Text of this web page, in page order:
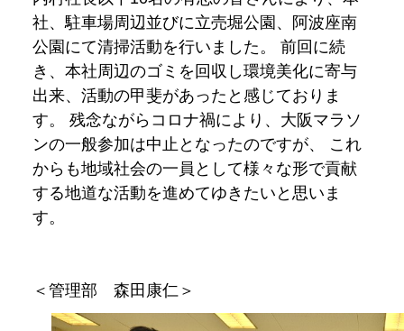
社、駐車場周辺並びに立売堀公園、阿波座南
公園にて清掃活動を行いました。 前回に続
き、本社周辺のゴミを回収し環境美化に寄与
出来、活動の甲斐があったと感じておりま
す。 残念ながらコロナ禍により、大阪マラソ
ンの一般参加は中止となったのですが、 これ
からも地域社会の一員として様々な形で貢献
する地道な活動を進めてゆきたいと思いま
す。
＜管理部 森田康仁＞